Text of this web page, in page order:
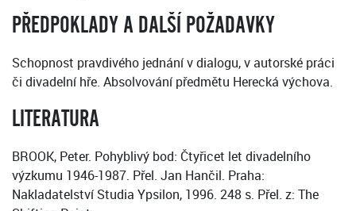
PŘEDPOKLADY A DALŠÍ POŽADAVKY
Schopnost pravdivého jednání v dialogu, v autorské práci
či divadelní hře. Absolvování předmětu Herecká výchova.
LITERATURA
BROOK, Peter. Pohyblivý bod: Čtyřicet let divadelního
výzkumu 1946-1987. Přel. Jan Hančil. Praha:
Nakladatelství Studia Ypsilon, 1996. 248 s. Přel. z: The